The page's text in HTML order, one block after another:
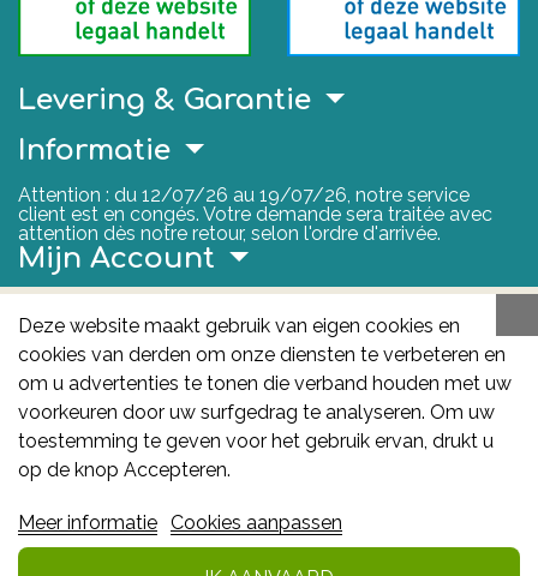
Levering & Garantie
Deze website maakt gebruik van eigen cookies en
cookies van derden om onze diensten te verbeteren en
om u advertenties te tonen die verband houden met uw
voorkeuren door uw surfgedrag te analyseren. Om uw
toestemming te geven voor het gebruik ervan, drukt u
op de knop Accepteren.
Meer informatie Cookies aanpassen
Informatie
Attention : du 12/07/26 au 19/07/26, notre service
client est en congés. Votre demande sera traitée avec
attention dès notre retour, selon l'ordre d'arrivée.
Mijn Account
Nuttige Links
FAGG
Het FAGG is de bevoegde autoriteit voor
geneesmiddelen en gezondheidsproducten in België.
Deze site valt onder haar controle.
Gezondheidsproducten - FAGG: Galileelaan 5/03
1210 Brussel